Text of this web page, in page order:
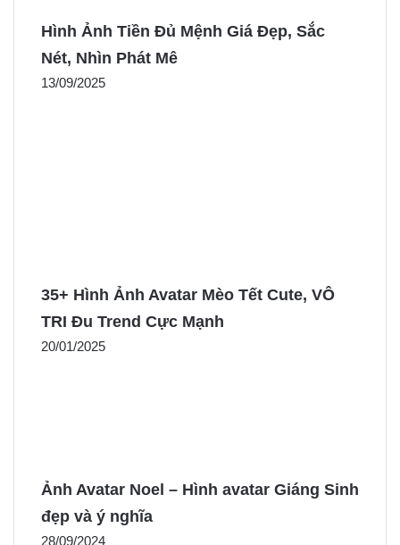
Hình Ảnh Tiền Đủ Mệnh Giá Đẹp, Sắc
Nét, Nhìn Phát Mê
13/09/2025
35+ Hình Ảnh Avatar Mèo Tết Cute, VÔ
TRI Đu Trend Cực Mạnh
20/01/2025
Ảnh Avatar Noel – Hình avatar Giáng Sinh
đẹp và ý nghĩa
28/09/2024